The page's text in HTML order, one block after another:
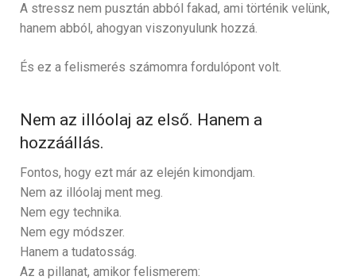
A stressz nem pusztán abból fakad, ami történik velünk,
hanem abból, ahogyan viszonyulunk hozzá.
És ez a felismerés számomra fordulópont volt.
Nem az illóolaj az első. Hanem a
hozzáállás.
Fontos, hogy ezt már az elején kimondjam.
Nem az illóolaj ment meg.
Nem egy technika.
Nem egy módszer.
Hanem a tudatosság.
Az a pillanat, amikor felismerem: